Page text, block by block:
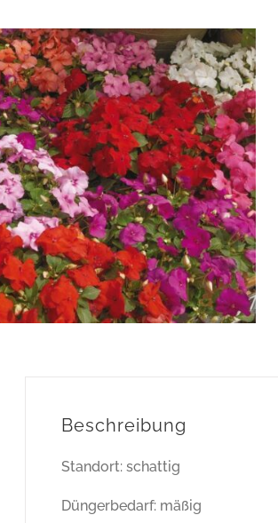
Beschreibung
Standort: schattig
Düngerbedarf: mäßig